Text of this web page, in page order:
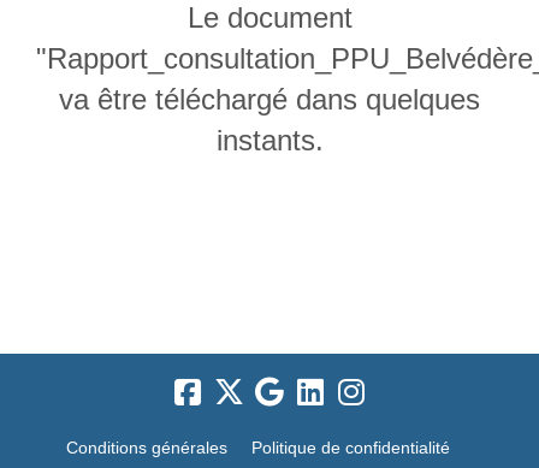
Le document
va être téléchargé dans quelques
instants.
Conditions générales Politique de confidentialité